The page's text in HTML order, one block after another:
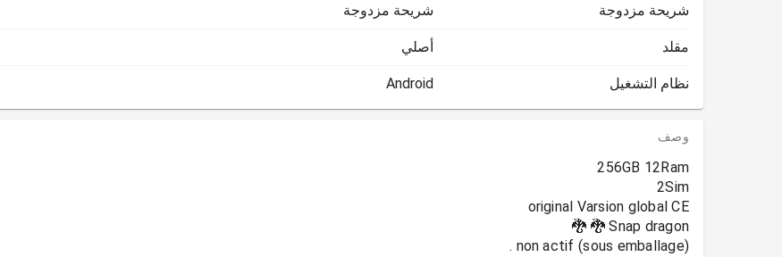
شريحة مزدوجة شريحة مزدوجة
مقلد أصلي
نظام التشغيل Android
وصف
256GB 12Ram
Snap dragon 🐉 🐉